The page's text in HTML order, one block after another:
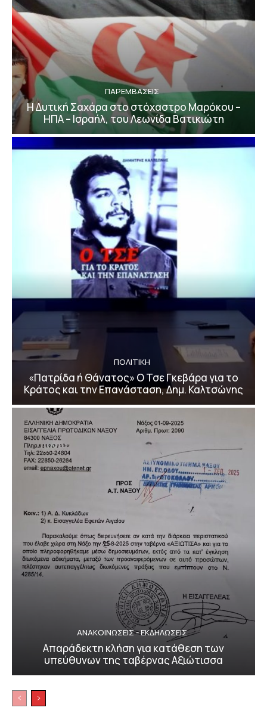
ΠΑΡΕΜΒΑΣΕΙΣ
Η Δυτική Σαχάρα στο στόχαστρο Μαρόκου –
ΗΠΑ – Ισραήλ, του Λεωνίδα Βατικιώτη
ΠΟΛΙΤΙΚΗ
«Πατρίδα ή Θάνατος» Ο Τσε Γκεβάρα για το
Κράτος και την Επανάσταση, Δημ. Καλτσώνης
ΑΝΑΚΟΙΝΩΣΕΙΣ - ΕΚΔΗΛΩΣΕΙΣ
Απαράδεκτη κλήση για κατάθεση των
υπεύθυνων της ταβέρνας Αξιώτισσα